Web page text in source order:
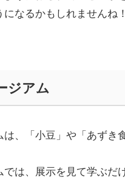
なるかもしれませんね！
ジアム
は、「小豆」や「あずき
では、展示を見て学ぶだ